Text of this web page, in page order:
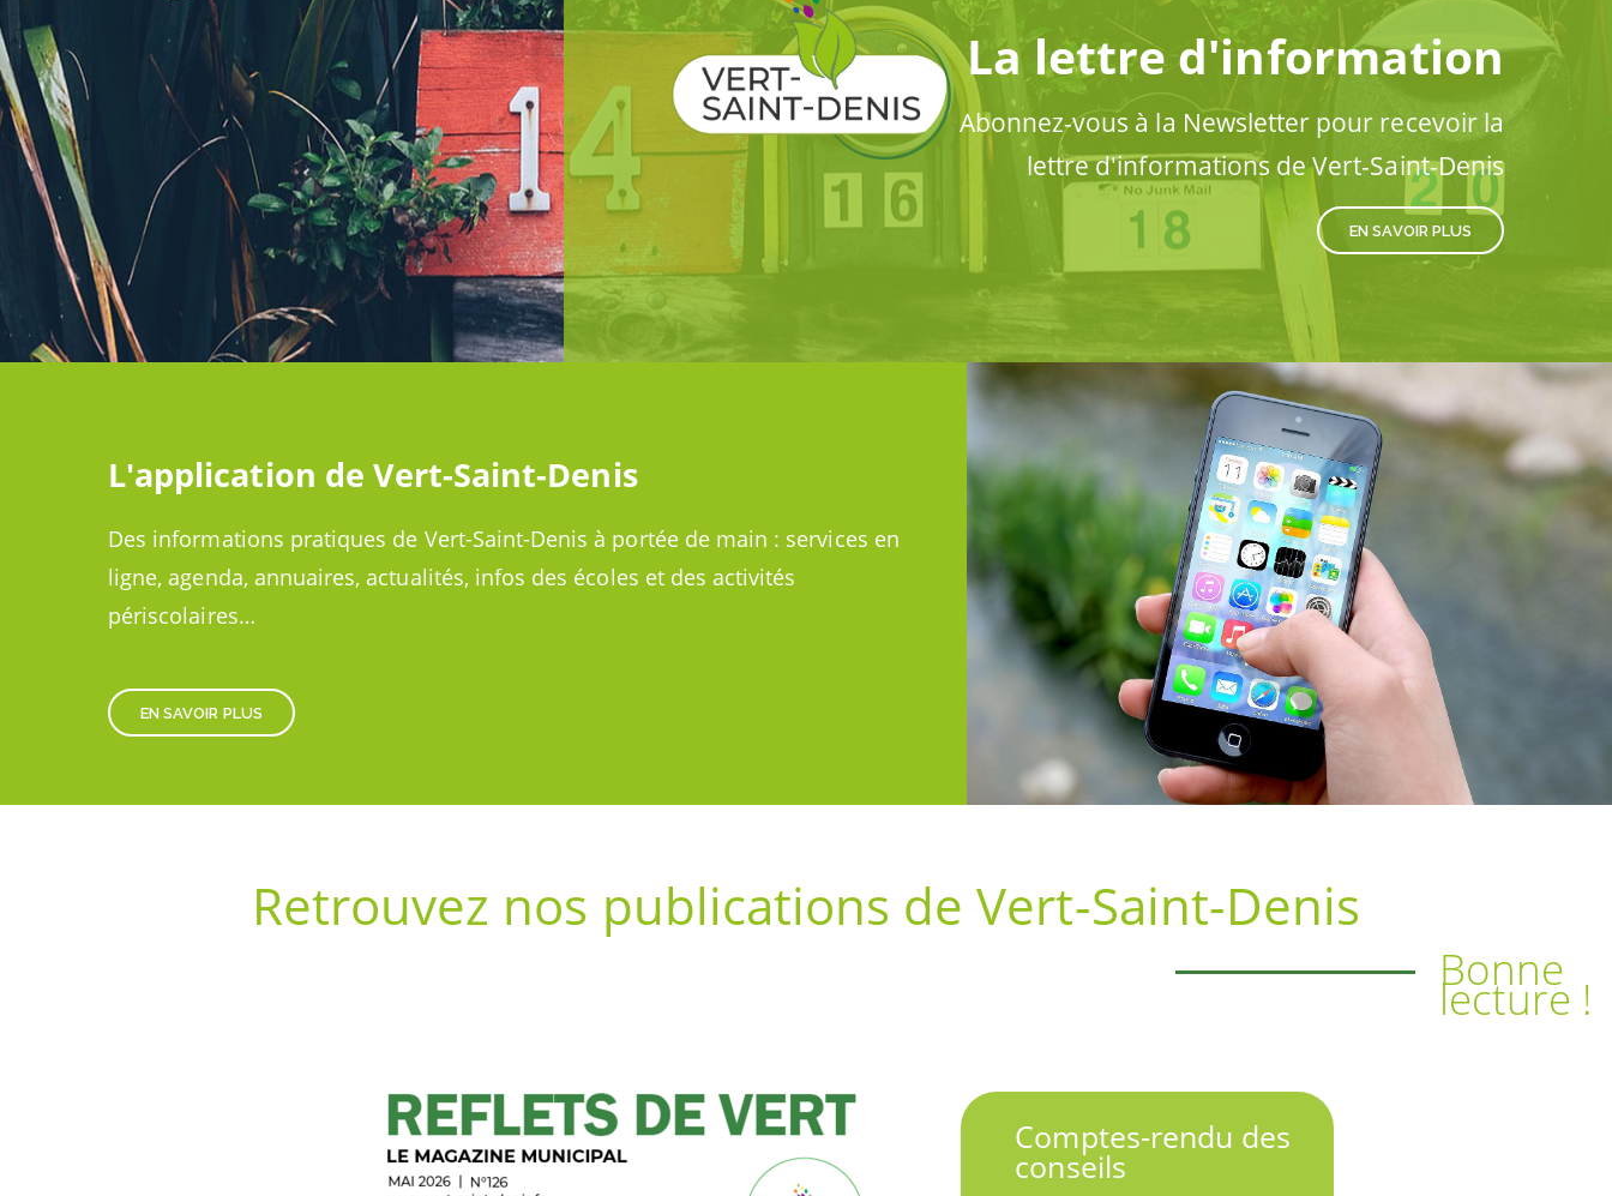
La lettre d'information
Abonnez-vous à la Newsletter pour recevoir la
lettre d'informations de Vert-Saint-Denis
EN SAVOIR PLUS
L'application de Vert-Saint-Denis
Des informations pratiques de Vert-Saint-Denis à portée de main : services en
ligne, agenda, annuaires, actualités, infos des écoles et des activités
périscolaires…
EN SAVOIR PLUS
Retrouvez nos publications de Vert-Saint-Denis
Bonne
lecture !
Comptes-rendu des
conseils